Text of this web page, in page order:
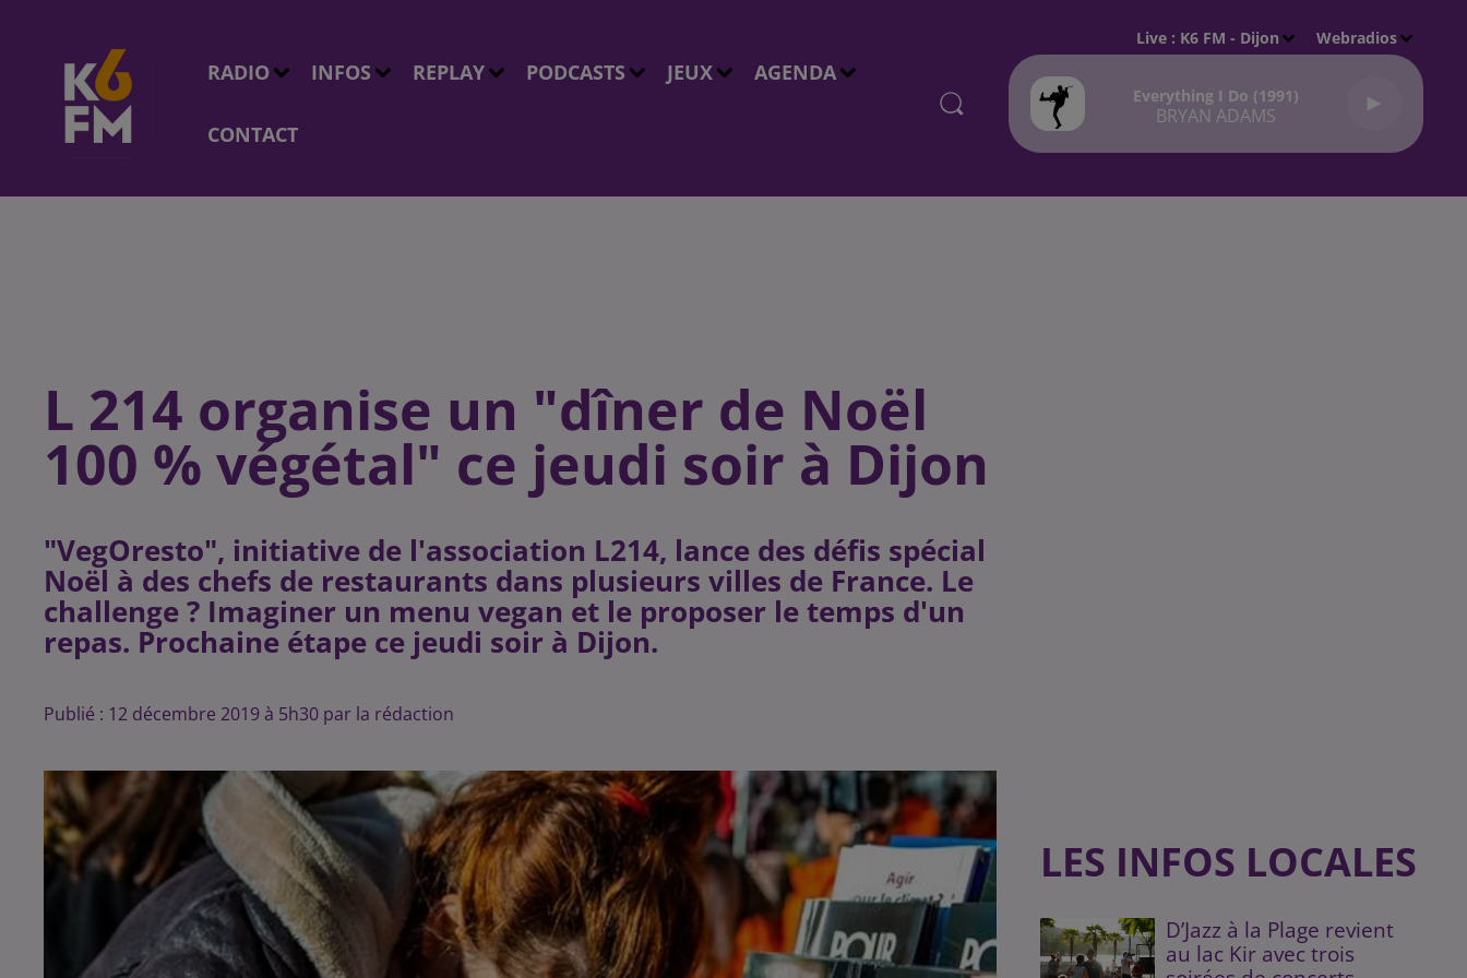
RADIO INFOS REPLAY PODCASTS JEUX AGENDA
CONTACT
Live : K6 FM - Dijon Webradios
Everything I Do (1991)
BRYAN ADAMS
L 214 organise un "dîner de Noël
100 % végétal" ce jeudi soir à Dijon
"VegOresto", initiative de l'association L214, lance des défis spécial
Noël à des chefs de restaurants dans plusieurs villes de France. Le
challenge ? Imaginer un menu vegan et le proposer le temps d'un
repas. Prochaine étape ce jeudi soir à Dijon.
Publié : 12 décembre 2019 à 5h30 par la rédaction
LES INFOS LOCALES
D’Jazz à la Plage revient
au lac Kir avec trois